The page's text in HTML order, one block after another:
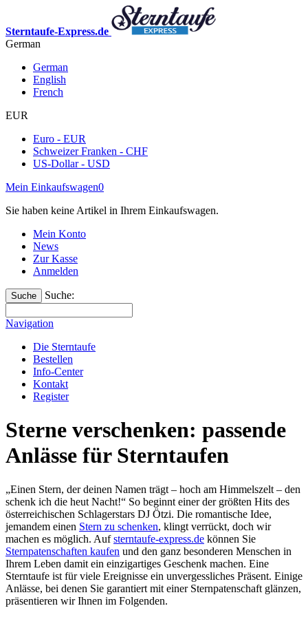
Sterntaufe-Express.de
German
German
English
French
EUR
Euro - EUR
Schweizer Franken - CHF
US-Dollar - USD
Mein Einkaufswagen0
Sie haben keine Artikel in Ihrem Einkaufswagen.
Mein Konto
News
Zur Kasse
Anmelden
Suche Suche:
Navigation
Die Sterntaufe
Bestellen
Info-Center
Kontakt
Register
Sterne verschenken: passende
Anlässe für Sterntaufen
„Einen Stern, der deinen Namen trägt – hoch am Himmelszelt – den
schenk ich die heut Nacht!“ So beginnt einer der größten Hits des
österreichischen Schlagerstars DJ Ötzi. Die romantische Idee,
jemandem einen Stern zu schenken, klingt verrückt, doch wir
machen es möglich. Aufsterntaufe-express.de können Sie
Sternpatenschaften kaufen und den ganz besonderen Menschen in
Ihrem Leben damit ein einzigartiges Geschenk machen. Eine
Sterntaufe ist für viele Ereignisse ein unvergessliches Präsent. Einige
Anlässe, bei denen Sie garantiert mit einer Sternpatenschaft glänzen,
präsentieren wir Ihnen im Folgenden.